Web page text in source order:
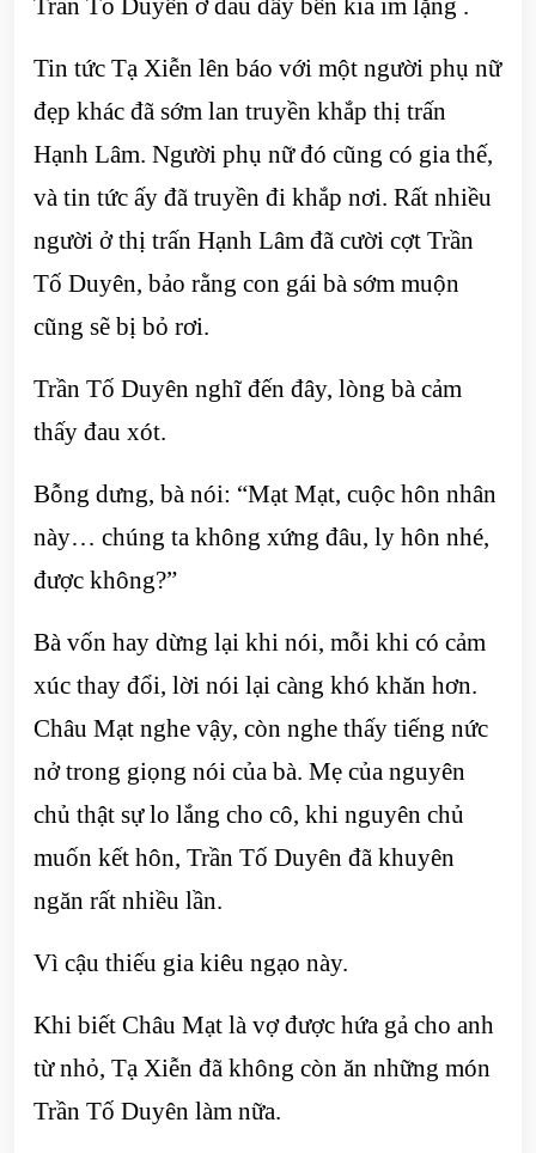
Trần Tố Duyên ở đầu dây bên kia im lặng .
Tin tức Tạ Xiễn lên báo với một người phụ nữ
đẹp khác đã sớm lan truyền khắp thị trấn
Hạnh Lâm. Người phụ nữ đó cũng có gia thế,
và tin tức ấy đã truyền đi khắp nơi. Rất nhiều
người ở thị trấn Hạnh Lâm đã cười cợt Trần
Tố Duyên, bảo rằng con gái bà sớm muộn
cũng sẽ bị bỏ rơi.
Trần Tố Duyên nghĩ đến đây, lòng bà cảm
thấy đau xót.
Bỗng dưng, bà nói: “Mạt Mạt, cuộc hôn nhân
này… chúng ta không xứng đâu, ly hôn nhé,
được không?”
Bà vốn hay dừng lại khi nói, mỗi khi có cảm
xúc thay đổi, lời nói lại càng khó khăn hơn.
Châu Mạt nghe vậy, còn nghe thấy tiếng nức
nở trong giọng nói của bà. Mẹ của nguyên
chủ thật sự lo lắng cho cô, khi nguyên chủ
muốn kết hôn, Trần Tố Duyên đã khuyên
ngăn rất nhiều lần.
Vì cậu thiếu gia kiêu ngạo này.
Khi biết Châu Mạt là vợ được hứa gả cho anh
từ nhỏ, Tạ Xiễn đã không còn ăn những món
Trần Tố Duyên làm nữa.